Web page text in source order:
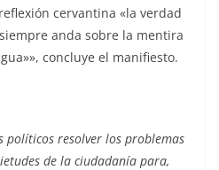
cervantina «la verdad
anda sobre la mentira
concluye el manifiesto.
políticos resolver los problemas
de la ciudadanía para,